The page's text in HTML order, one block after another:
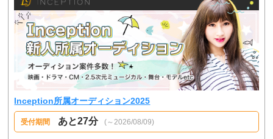
Inception所属オーディション2025
受付期間 あと27分 (～2026/08/09)